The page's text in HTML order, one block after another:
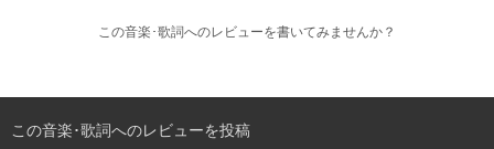
この音楽･歌詞へのレビューを書いてみませんか？
この音楽･歌詞へのレビューを投稿